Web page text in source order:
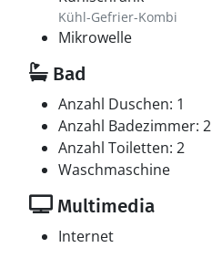
Kühl-Gefrier-Kombi
Mikrowelle
Bad
Anzahl Duschen: 1
Anzahl Badezimmer: 2
Anzahl Toiletten: 2
Waschmaschine
Multimedia
Internet